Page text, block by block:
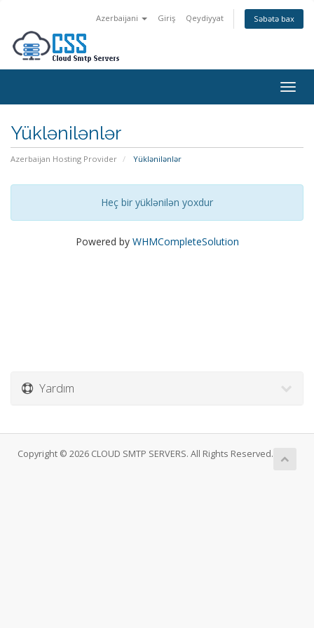
Azerbaijani Giriş Qeydiyyat Səbətə bax
Yüklənilənlər
Azerbaijan Hosting Provider Yüklənilənlər
Heç bir yüklənilən yoxdur
Powered by WHMCompleteSolution
Yardım
Copyright © 2026 CLOUD SMTP SERVERS. All Rights Reserved.